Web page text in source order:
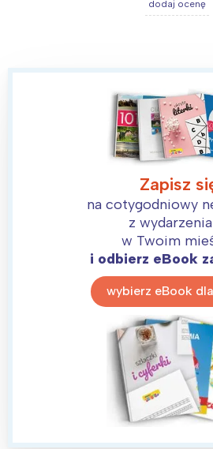
dodaj ocenę
Zapisz
na cotygodniowy
z
w Twoim
i odbierz eBook
wybierz eBook
Interesują mnie
tego
Łódź
Trójmiasto
Poznań
Wrocław
Wybieram